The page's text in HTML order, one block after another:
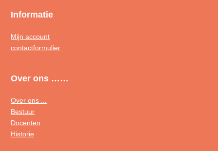
Informatie
Mijn account
contactformulier
Over ons ……
Over ons ...
Bestuur
Docenten
Historie